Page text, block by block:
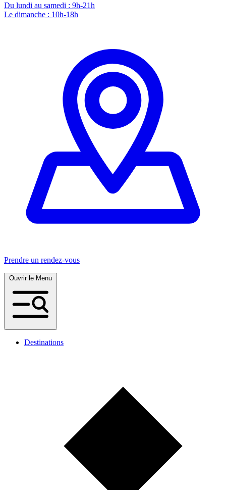
Du lundi au samedi : 9h-21h
Le dimanche : 10h-18h
Prendre un rendez-vous
Destinations